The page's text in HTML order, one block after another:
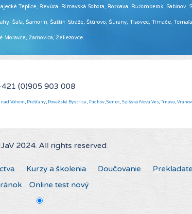
Teplice, Revúca, Rimavská Sobota, Rožňava, Ružomberok, Sabinov,
Šaľa, Šamorín, Šaštín-Stráže, Štúrovo, Šurany, Tisovec, Tlmače,
Moravce, Žarnovica, Želiezovce.
(0)905 903 008
Váhom, Piešťany, Považská Bystrica, Púchov,Senec,Spišská Nová Ves,Trnava,
2024. All rights reserved.
Kurzy a školenia Doučovanie
Online test nový